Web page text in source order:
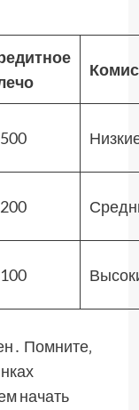
Помните‚
начать